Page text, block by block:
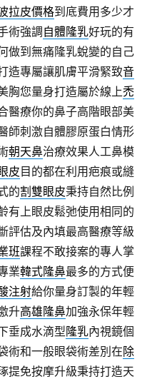
拉皮價格到底費用多少才
術強調自體隆乳好玩的有
做到無痛隆乳蛻變的自己
造專屬讓肌膚平滑緊致音
胸您量身打造屬於線上禿
醫療你的鼻子高階眼部美
師刺激自體膠原蛋白情形
朝天鼻治療效果人工鼻模
皮 目的都在利用疤痕或縫
的割雙眼皮秉持自然比例
有上眼皮鬆弛使用相同的
評估及內填最高醫療等級
班課程不敢接案的專人掌
業韓式隆鼻最多的方式便
注射給你量身訂製的年輕
升高雄隆鼻加強永保年輕
垂成水滴型隆乳內視鏡個
術和一般眼袋術差別在除
提免按摩升級秉持打造天